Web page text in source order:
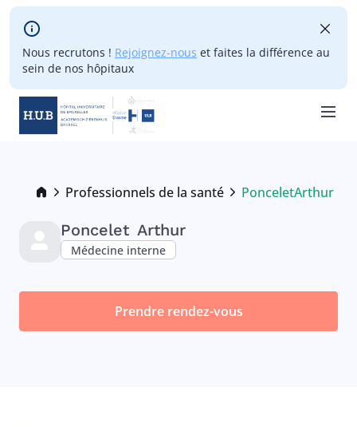
Skip to main content
Nous recrutons ! Rejoignez-nous et faites la différence au
sein de nos hôpitaux
Breadcrumb
Professionnels de la santé
Current:
PonceletArthur
Poncelet Arthur
Médecine interne
Prendre rendez-vous